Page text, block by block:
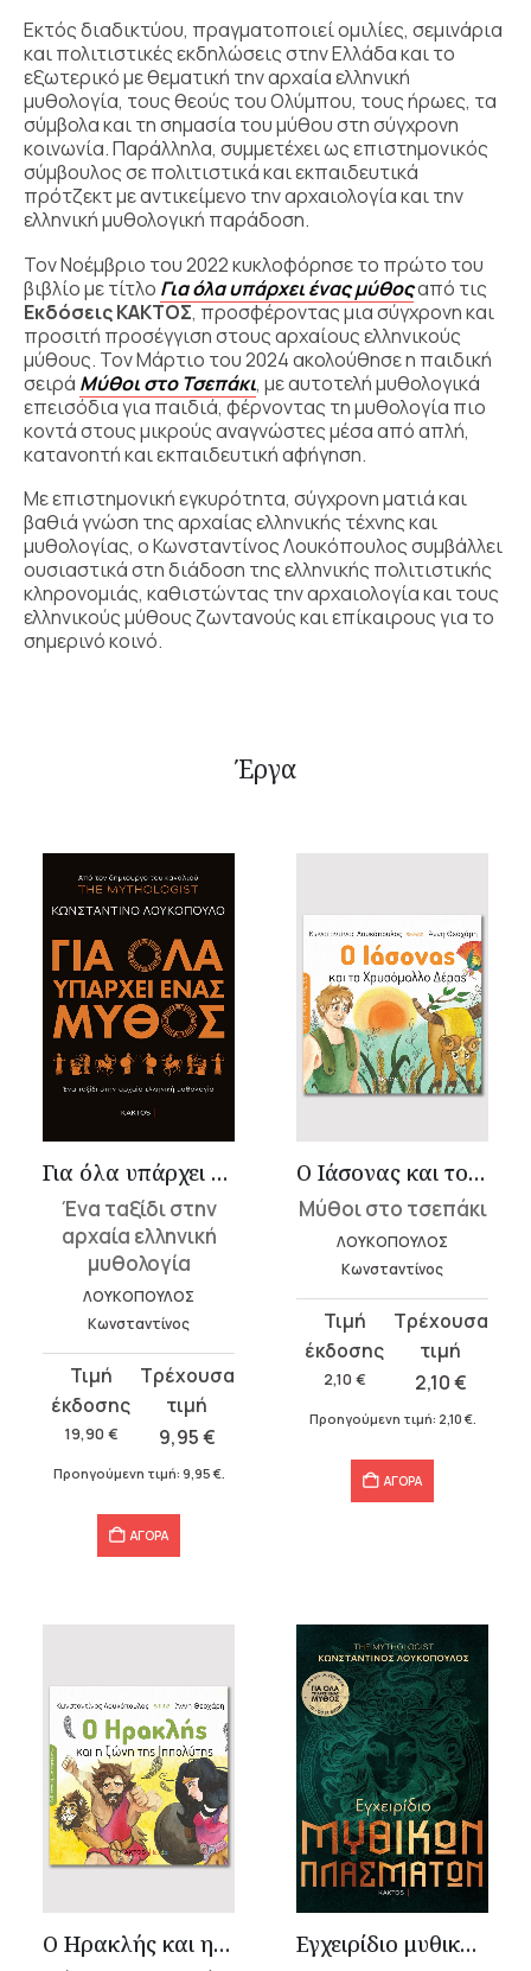
Εκτός διαδικτύου, πραγματοποιεί ομιλίες, σεμινάρια
και πολιτιστικές εκδηλώσεις στην Ελλάδα και το
εξωτερικό με θεματική την αρχαία ελληνική
μυθολογία, τους θεούς του Ολύμπου, τους ήρωες, τα
σύμβολα και τη σημασία του μύθου στη σύγχρονη
κοινωνία. Παράλληλα, συμμετέχει ως επιστημονικός
σύμβουλος σε πολιτιστικά και εκπαιδευτικά
πρότζεκτ με αντικείμενο την αρχαιολογία και την
ελληνική μυθολογική παράδοση.
Τον Νοέμβριο του 2022 κυκλοφόρησε το πρώτο του
βιβλίο με τίτλο Για όλα υπάρχει ένας μύθoςαπό τις
Εκδόσεις ΚΑΚΤΟΣ, προσφέροντας μια σύγχρονη και
προσιτή προσέγγιση στους αρχαίους ελληνικούς
μύθους. Τον Μάρτιο του 2024 ακολούθησε η παιδική
σειρά Μύθοι στο Τσεπάκι, με αυτοτελή μυθολογικά
επεισόδια για παιδιά, φέρνοντας τη μυθολογία πιο
κοντά στους μικρούς αναγνώστες μέσα από απλή,
κατανοητή και εκπαιδευτική αφήγηση.
Με επιστημονική εγκυρότητα, σύγχρονη ματιά και
βαθιά γνώση της αρχαίας ελληνικής τέχνης και
μυθολογίας, ο Κωνσταντίνος Λουκόπουλος συμβάλλει
ουσιαστικά στη διάδοση της ελληνικής πολιτιστικής
κληρονομιάς, καθιστώντας την αρχαιολογία και τους
ελληνικούς μύθους ζωντανούς και επίκαιρους για το
σημερινό κοινό.
Έργα
Για όλα υπάρχει ένας μύθος
Ένα ταξίδι στην
αρχαία ελληνική
μυθολογία
ΛΟΥΚΟΠΟΥΛΟΣ
Κωνσταντίνος
19,90 €
Original
price
was:
19,90 €.
9,95€
τρέχουσα
τιμή
είναι:
Προηγούμενη τιμή: 9,95 €.
ΑΓΟΡΑ
Ο Ιάσονας και το χρυσόμαλλο δέρας
Μύθοι στο τσεπάκι
ΛΟΥΚΟΠΟΥΛΟΣ
Κωνσταντίνος
2,10 €
Original
price
was:
2,10 €.
2,10€
τρέχουσα
τιμή
είναι:
Προηγούμενη τιμή: 2,10 €.
ΑΓΟΡΑ
Ο Ηρακλής και η ζώνη της Ιππολύτης Εγχειρίδιο μυθικών πλασμάτων